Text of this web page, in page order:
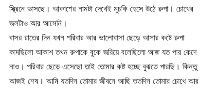
স্ক্রিনে ভাসছে। আকাশের নামটা দেখেই মুচকি হেসে উঠে রুপা। চোখের
জলটাও আর আসেনি।
বাসর রাতের দিন যখন পরিবার আর ভালোবাসা ছেড়ে আসার কষ্টে রুপা
কাদছিলো আকাশ তখন রুপাকে বুকে জরিয়ে বলেছিলো আজ যত পার কেদে
নাও। পরিবার ছেড়ে এসেছো তাই তোমার কষ্ট হচ্ছে বুঝতে পারছি। কিন্তু
আজই শেষ। আমি যতদিন তোমার জীবনে আছি ততদিন তোমার চোখে আর